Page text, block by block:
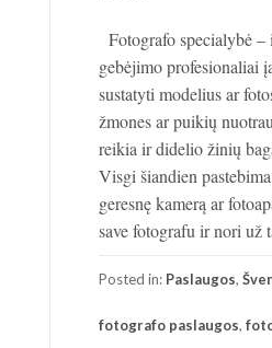
Fotografo specialybė –
gebėjimo profesionaliai
sustatyti modelius ar
žmones ar puikių
reikia ir didelio žinių
Visgi šiandien
geresnę kamerą ar
save fotografu ir nori
Posted in: Paslaugos,
fotografo paslaugos,